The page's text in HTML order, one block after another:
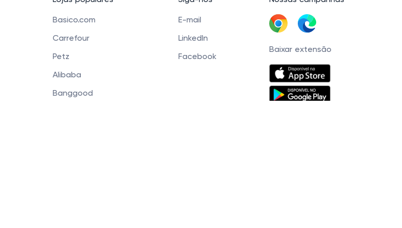
Basico.com
Carrefour
Petz
Alibaba
Banggood
E-mail
LinkedIn
Facebook
Baixar extensão